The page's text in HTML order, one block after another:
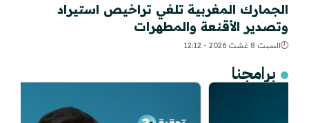
الجمارك المغربية تلغي تراخيص استيراد
وتصدير الأقنعة والمطهرات
السبت 8 غشت 2026 - 12:12
برامجنا